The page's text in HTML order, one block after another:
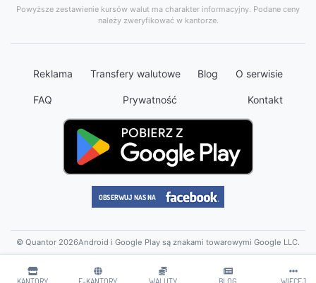
KANTORY E-KANTORY WALUTY BLOG WIĘCEJ
Powyższe zestawienie kursów walut ma charakter informacyjny. Podane ceny
należy zweryfikować w kantorze.
Reklama Transfery walutowe Blog O serwisie
FAQ Prywatność Kontakt
© Quantor 2026Android i Google Play są znakami towarowymi Google LLC.